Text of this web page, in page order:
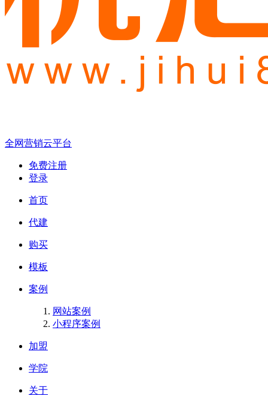
全网营销云平台
免费注册
登录
首页
代建
购买
模板
案例
网站案例
小程序案例
加盟
学院
关于